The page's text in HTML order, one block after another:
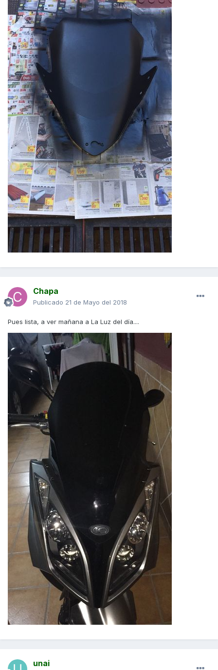
Chapa
Publicado 21 de Mayo del 2018
Pues lista, a ver mañana a La Luz del día....
unai